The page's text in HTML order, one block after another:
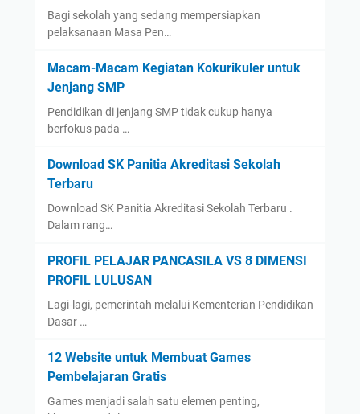
Bagi sekolah yang sedang mempersiapkan
pelaksanaan Masa Pen…
Macam-Macam Kegiatan Kokurikuler untuk
Jenjang SMP
Pendidikan di jenjang SMP tidak cukup hanya
berfokus pada …
Download SK Panitia Akreditasi Sekolah
Terbaru
Download SK Panitia Akreditasi Sekolah Terbaru .
Dalam rang…
PROFIL PELAJAR PANCASILA VS 8 DIMENSI
PROFIL LULUSAN
Lagi-lagi, pemerintah melalui Kementerian Pendidikan
Dasar …
12 Website untuk Membuat Games
Pembelajaran Gratis
Games menjadi salah satu elemen penting,